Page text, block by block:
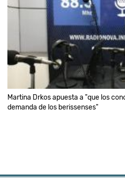
Martina Drkos apuesta a "que los
demanda de los berissenses"